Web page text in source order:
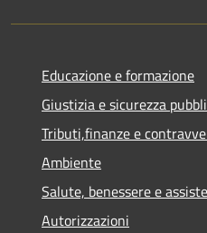
Educazione e formazione
Giustizia e sicurezza
Tributi,finanze e
Ambiente
Salute, benessere e
Autorizzazioni